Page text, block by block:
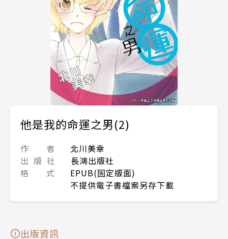
他是我的命運之男(2)
作 者
北川美幸
出 版 社
長鴻出版社
格 式
EPUB(固定版面)
不提供電子書檔案另存下載
出版資訊